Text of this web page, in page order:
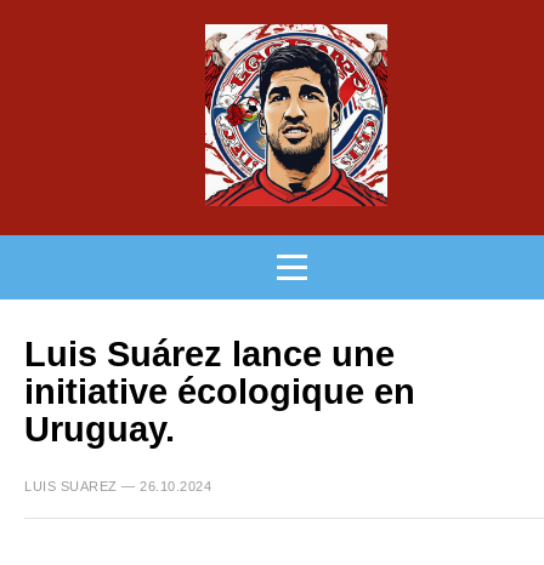
Luis Suárez lance une
initiative écologique en
Uruguay.
LUIS SUAREZ — 26.10.2024